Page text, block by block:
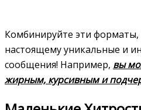
Комбинируйте эти форматы,
настоящему уникальные и
сообщения! Например, вы
жирным, курсивным и